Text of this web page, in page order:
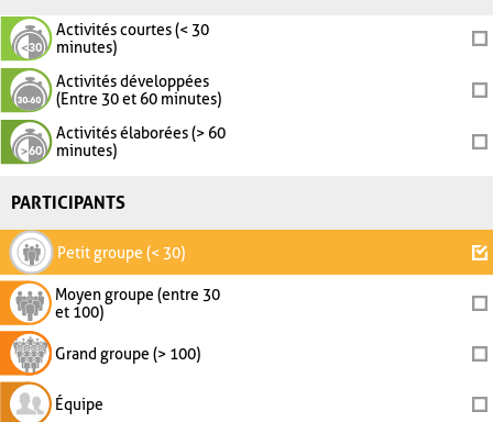
Activités courtes (< 30
minutes)
Activités développées
(Entre 30 et 60 minutes)
Activités élaborées (> 60
minutes)
PARTICIPANTS
Petit groupe (< 30)
Moyen groupe (entre 30
et 100)
Grand groupe (> 100)
Équipe